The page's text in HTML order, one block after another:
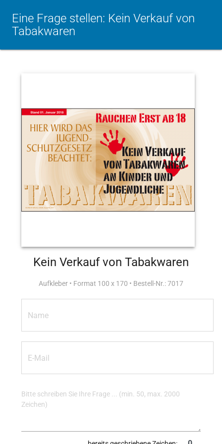
Eine Frage stellen: Kein Verkauf von
Tabakwaren
Kein Verkauf von Tabakwaren
Aufkleber • Format 100 x 170 • Bestell-Nr.: 7017